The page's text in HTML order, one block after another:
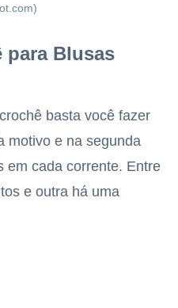
para Blusas
basta você fazer
motivo e na segunda
em cada corrente. Entre
e outra há uma